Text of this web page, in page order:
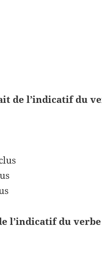
de l’indicatif du
l’indicatif du